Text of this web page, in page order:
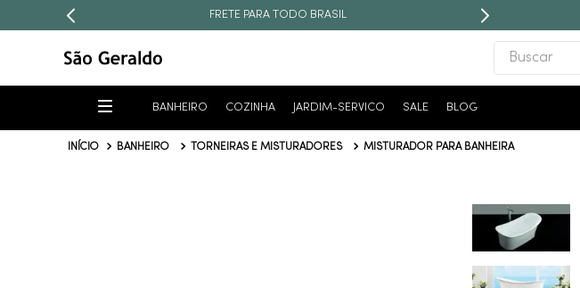
FRETE PARA TODO BRASIL
Buscar
BANHEIRO COZINHA JARDIM-SERVICO SALE BLOG
BANHEIRO TORNEIRAS E MISTURADORES MISTURADOR PARA BANHEIRA
2º
níquel
4º
torneira
atlas
6 º
perola